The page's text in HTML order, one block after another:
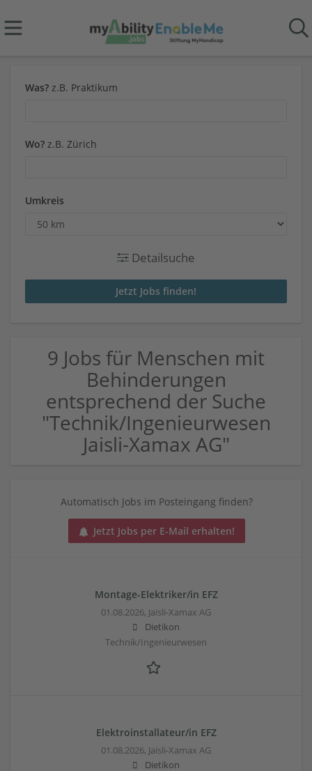
Was? z.B. Praktikum
Wo? z.B. Zürich
Umkreis
Detailsuche
9 Jobs für Menschen mit
Behinderungen
entsprechend der Suche
"Technik/Ingenieurwesen
Jaisli-Xamax AG"
Automatisch Jobs im Posteingang finden?
Jetzt Jobs per E-Mail erhalten!
Montage-Elektriker/in EFZ
01.08.2026, Jaisli-Xamax AG
Dietikon
Technik/Ingenieurwesen
Elektroinstallateur/in EFZ
01.08.2026, Jaisli-Xamax AG
Dietikon